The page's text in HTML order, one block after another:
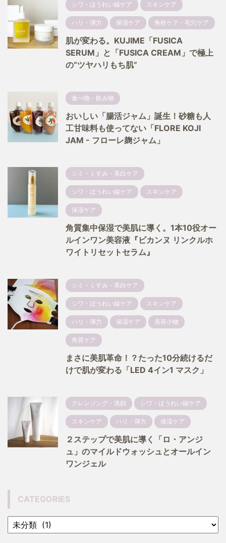
シワ・ほうれい線ケア スキンケア
ハリ・弾力 保湿ケア 角栓ケア・毛穴ケア
肌が変わる。KUJIME「FUSICA
SERUM」と「FUSICA CREAM」で極上
の“ツヤハリもち肌”
食べ物・飲み物
おいしい「腸活ジャム」誕生！砂糖も人
工甘味料も使ってない「FLORE KOJI
JAM - フローレ麹ジャム」
シミ・くすみ・美白ケア
シワ・ほうれい線ケア スキンケア
保湿ケア
角質集中保湿で美肌に導く。1本10役オー
ルインワン美容液『ビカンヌ リンクルホ
ワイトリセットセラム』
シミ・くすみ・美白ケア
シワ・ほうれい線ケア スキンケア
ハリ・弾力 保湿ケア 美容小物
角質ケア
まさに美肌革命！？たった10分続けるだ
けで肌が変わる「LED 4イン1 マスク」
クレンジング・洗顔 シワ・ほうれい線ケア
スキンケア ハリ・弾力 保湿ケア
２ステップで美肌に導く「ロ・アンジ
ュ」のマイルドウォッシュとオールイン
ワンジェル
CATEGORIES